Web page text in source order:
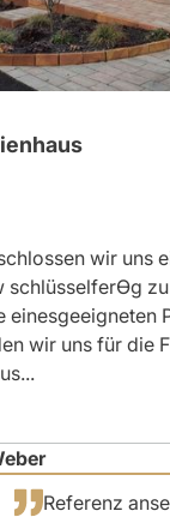
wir uns
schlüsselferƟg
einesgeeigneten
wir uns für die
Referenz